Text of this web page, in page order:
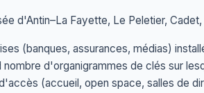
d'Antin–La Fayette, Le Peletier,
(banques, assurances, médias)
d'organigrammes de clés sur
(accueil, open space, salles de